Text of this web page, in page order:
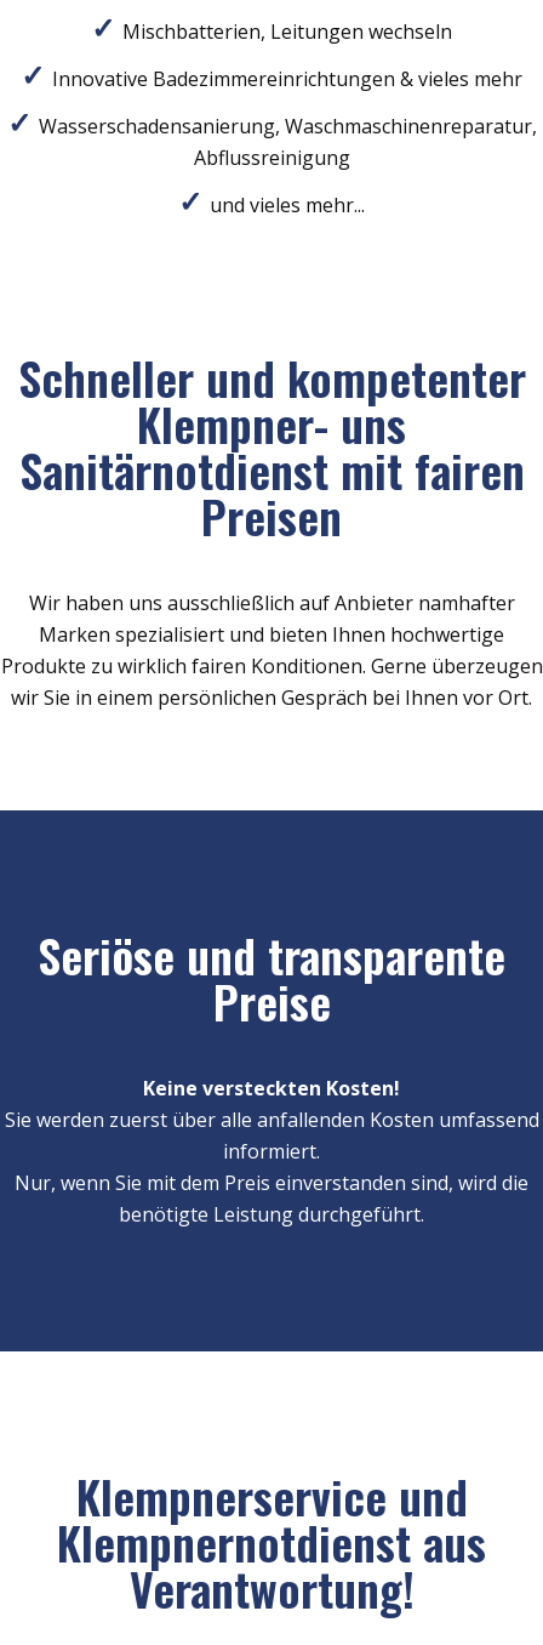
Mischbatterien, Leitungen wechseln
Innovative Badezimmereinrichtungen & vieles mehr
Wasserschadensanierung, Waschmaschinenreparatur,
Abflussreinigung
und vieles mehr...
Schneller und kompetenter
Klempner- uns
Sanitärnotdienst mit fairen
Preisen
Wir haben uns ausschließlich auf Anbieter namhafter
Marken spezialisiert und bieten Ihnen hochwertige
Produkte zu wirklich fairen Konditionen. Gerne überzeugen
wir Sie in einem persönlichen Gespräch bei Ihnen vor Ort.
Seriöse und transparente
Preise
Keine versteckten Kosten!
Sie werden zuerst über alle anfallenden Kosten umfassend
informiert.
Nur, wenn Sie mit dem Preis einverstanden sind, wird die
benötigte Leistung durchgeführt.
Klempnerservice und
Klempnernotdienst aus
Verantwortung!